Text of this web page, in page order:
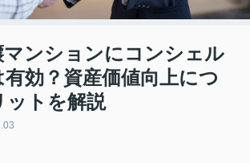
マンションにコンシェル
効？資産価値向上につ
ットを解説